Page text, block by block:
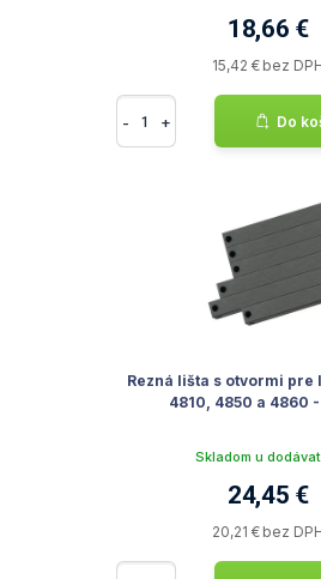
18,66 €
15,42 € bez
- + Do
Rezná lišta s otvormi pre
4810, 4850 a 4860
Skladom u
24,45 €
20,21 € bez